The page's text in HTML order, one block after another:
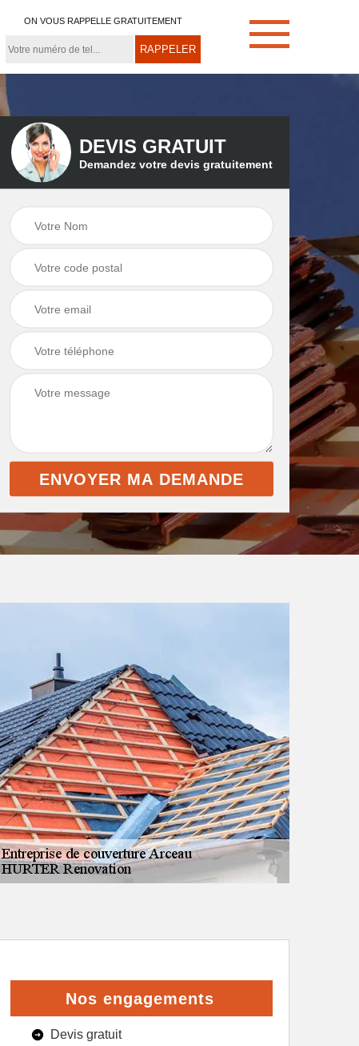
ON VOUS RAPPELLE GRATUITEMENT
Démoussage de
toiture 21
Couvreur zingueur
21
DEVIS GRATUIT
Demandez votre devis gratuitement
Nos engagements
Devis gratuit